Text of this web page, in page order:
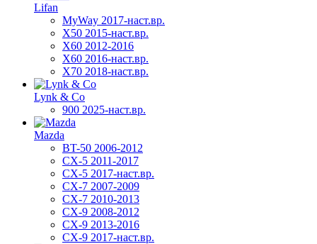
Lifan
MyWay 2017-наст.вр.
X50 2015-наст.вр.
X60 2012-2016
X60 2016-наст.вр.
X70 2018-наст.вр.
Lynk & Co
900 2025-наст.вр.
Mazda
BT-50 2006-2012
CX-5 2011-2017
CX-5 2017-наст.вр.
CX-7 2007-2009
CX-7 2010-2013
CX-9 2008-2012
CX-9 2013-2016
CX-9 2017-наст.вр.